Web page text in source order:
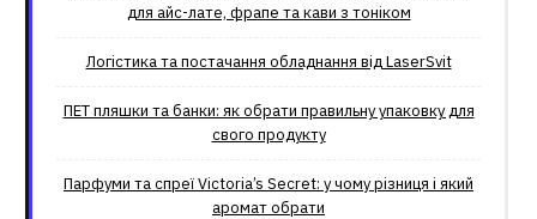
для айс-лате, фрапе та кави з тоніком
Логістика та постачання обладнання від LaserSvit
ПЕТ пляшки та банки: як обрати правильну упаковку для
свого продукту
Парфуми та спреї Victoria’s Secret: у чому різниця і який
аромат обрати